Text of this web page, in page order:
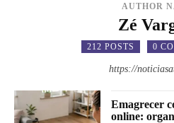
AUTHOR
Zé
212 POSTS 0
https://
Emagrecer
online: